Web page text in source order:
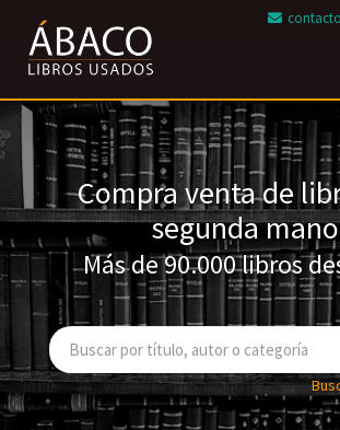
Compra venta de
segunda mano
Más de 90.000 libros